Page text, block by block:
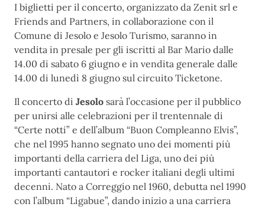
I biglietti per il concerto, organizzato da Zenit srl e
Friends and Partners, in collaborazione con il
Comune di Jesolo e Jesolo Turismo, saranno in
vendita in presale per gli iscritti al Bar Mario dalle
14.00 di sabato 6 giugno e in vendita generale dalle
14.00 di lunedì 8 giugno sul circuito Ticketone.
Il concerto di Jesolo sarà l’occasione per il pubblico
per unirsi alle celebrazioni per il trentennale di
“Certe notti” e dell’album “Buon Compleanno Elvis”,
che nel 1995 hanno segnato uno dei momenti più
importanti della carriera del Liga, uno dei più
importanti cantautori e rocker italiani degli ultimi
decenni. Nato a Correggio nel 1960, debutta nel 1990
con l’album “Ligabue”, dando inizio a una carriera